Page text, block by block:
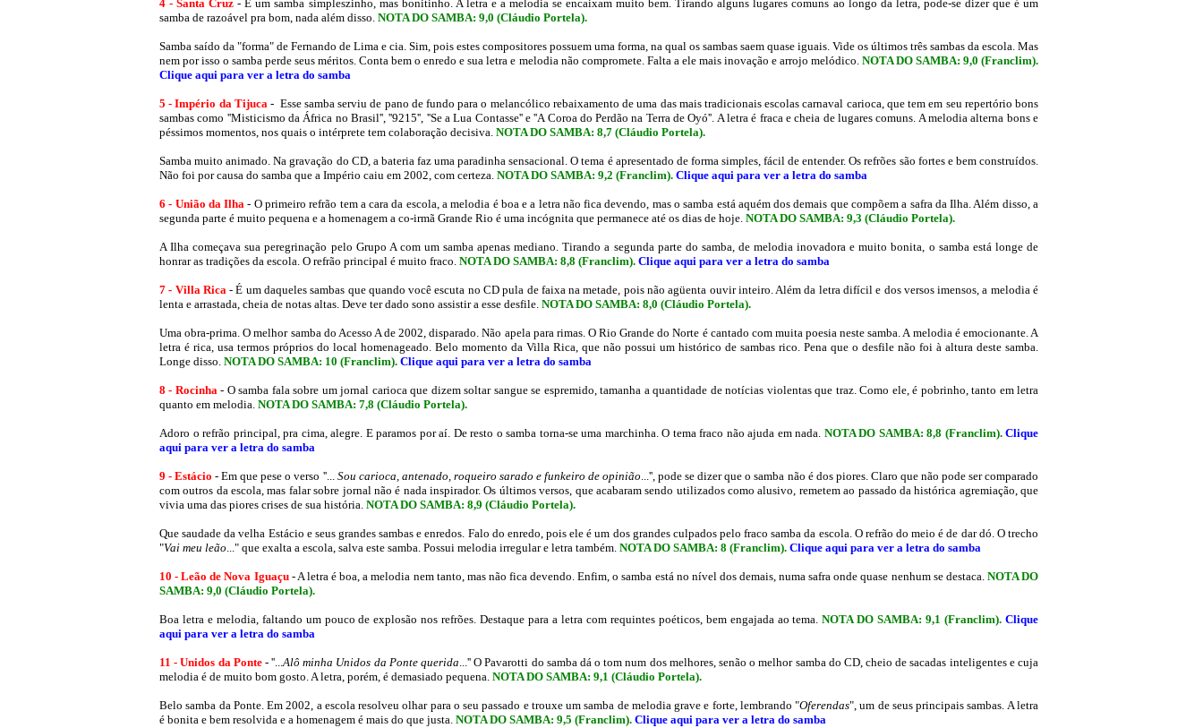
4 - Santa Cruz - É um samba simpleszinho, mas bonitinho. A letra e a melodia se encaixam muito bem. Tirando alguns lugares comuns ao longo da letra, pode-se dizer que é um
samba de razoável pra bom, nada além disso. NOTA DO SAMBA: 9,0 (Cláudio Portela).
Samba saído da "forma" de Fernando de Lima e cia. Sim, pois estes compositores possuem uma forma, na qual os sambas saem quase iguais. Vide os últimos três sambas da escola. Mas
nem por isso o samba perde seus méritos. Conta bem o enredo e sua letra e melodia não compromete. Falta a ele mais inovação e arrojo melódico. NOTA DO SAMBA: 9,0 (Franclim).
Clique aqui para ver a letra do samba
5 - Império da Tijuca- Esse samba serviu de pano de fundo para o melancólico rebaixamento de uma das mais tradicionais escolas carnaval carioca, que tem em seu repertório bons
sambas como ''Misticismo da África no Brasil'', ''9215'', ''Se a Lua Contasse'' e ''A Coroa do Perdão na Terra de Oyó''. A letra é fraca e cheia de lugares comuns. A melodia alterna bons e
péssimos momentos, nos quais o intérprete tem colaboração decisiva. NOTA DO SAMBA: 8,7 (Cláudio Portela).
Samba muito animado. Na gravação do CD, a bateria faz uma paradinha sensacional. O tema é apresentado de forma simples, fácil de entender. Os refrões são fortes e bem construídos.
Não foi por causa do samba que a Império caiu em 2002, com certeza. NOTA DO SAMBA: 9,2 (Franclim). Clique aqui para ver a letra do samba
6 - União da Ilha - O primeiro refrão tem a cara da escola, a melodia é boa e a letra não fica devendo, mas o samba está aquém dos demais que compõem a safra da Ilha. Além disso, a
segunda parte é muito pequena e a homenagem a co-irmã Grande Rio é uma incógnita que permanece até os dias de hoje. NOTA DO SAMBA: 9,3 (Cláudio Portela).
A Ilha começava sua peregrinação pelo Grupo A com um samba apenas mediano. Tirando a segunda parte do samba, de melodia inovadora e muito bonita, o samba está longe de
honrar as tradições da escola. O refrão principal é muito fraco. NOTA DO SAMBA: 8,8 (Franclim). Clique aqui para ver a letra do samba
7 - Villa Rica- É um daqueles sambas que quando você escuta no CD pula de faixa na metade, pois não agüenta ouvir inteiro. Além da letra difícil e dos versos imensos, a melodia é
lenta e arrastada, cheia de notas altas. Deve ter dado sono assistir a esse desfile. NOTA DO SAMBA: 8,0 (Cláudio Portela).
Uma obra-prima. O melhor samba do Acesso A de 2002, disparado. Não apela para rimas. O Rio Grande do Norte é cantado com muita poesia neste samba. A melodia é emocionante. A
letra é rica, usa termos próprios do local homenageado. Belo momento da Villa Rica, que não possui um histórico de sambas rico. Pena que o desfile não foi à altura deste samba.
Longe disso. NOTA DO SAMBA: 10 (Franclim). Clique aqui para ver a letra do samba
8 - Rocinha- O samba fala sobre um jornal carioca que dizem soltar sangue se espremido, tamanha a quantidade de notícias violentas que traz. Como ele, é pobrinho, tanto em letra
quanto em melodia. NOTA DO SAMBA: 7,8 (Cláudio Portela).
Adoro o refrão principal, pra cima, alegre. E paramos por aí. De resto o samba torna-se uma marchinha. O tema fraco não ajuda em nada. NOTA DO SAMBA: 8,8 (Franclim). Clique
aqui para ver a letra do samba
9 - Estácio - Em que pese o verso ''... Sou carioca, antenado, roqueiro sarado e funkeiro de opinião...'', pode se dizer que o samba não é dos piores. Claro que não pode ser comparado
com outros da escola, mas falar sobre jornal não é nada inspirador. Os últimos versos, que acabaram sendo utilizados como alusivo, remetem ao passado da histórica agremiação, que
vivia uma das piores crises de sua história. NOTA DO SAMBA: 8,9 (Cláudio Portela).
Que saudade da velha Estácio e seus grandes sambas e enredos. Falo do enredo, pois ele é um dos grandes culpados pelo fraco samba da escola. O refrão do meio é de dar dó. O trecho
"Vai meu leão..." que exalta a escola, salva este samba. Possui melodia irregular e letra também. NOTA DO SAMBA: 8 (Franclim). Clique aqui para ver a letra do samba
10 - Leão de Nova Iguaçu- A letra é boa, a melodia nem tanto, mas não fica devendo. Enfim, o samba está no nível dos demais, numa safra onde quase nenhum se destaca. NOTA DO
SAMBA: 9,0 (Cláudio Portela).
Boa letra e melodia, faltando um pouco de explosão nos refrões. Destaque para a letra com requintes poéticos, bem engajada ao tema. NOTA DO SAMBA: 9,1 (Franclim).Clique
aqui para ver a letra do samba
11 - Unidos da Ponte - ''...Alô minha Unidos da Ponte querida...'' O Pavarotti do samba dá o tom num dos melhores, senão o melhor samba do CD, cheio de sacadas inteligentes e cuja
melodia é de muito bom gosto. A letra, porém, é demasiado pequena. NOTA DO SAMBA: 9,1 (Cláudio Portela).
Belo samba da Ponte. Em 2002, a escola resolveu olhar para o seu passado e trouxe um samba de melodia grave e forte, lembrando "Oferendas", um de seus principais sambas. A letra
é bonita e bem resolvida e a homenagem é mais do que justa. NOTA DO SAMBA: 9,5 (Franclim). Clique aqui para ver a letra do samba